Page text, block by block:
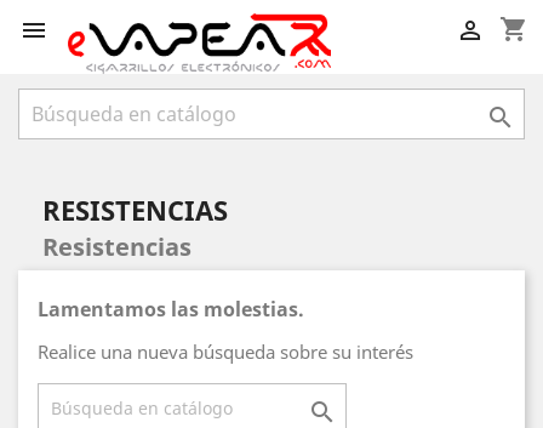
 shopping_cart


RESISTENCIAS
Resistencias
Lamentamos las molestias.
Realice una nueva búsqueda sobre su interés
